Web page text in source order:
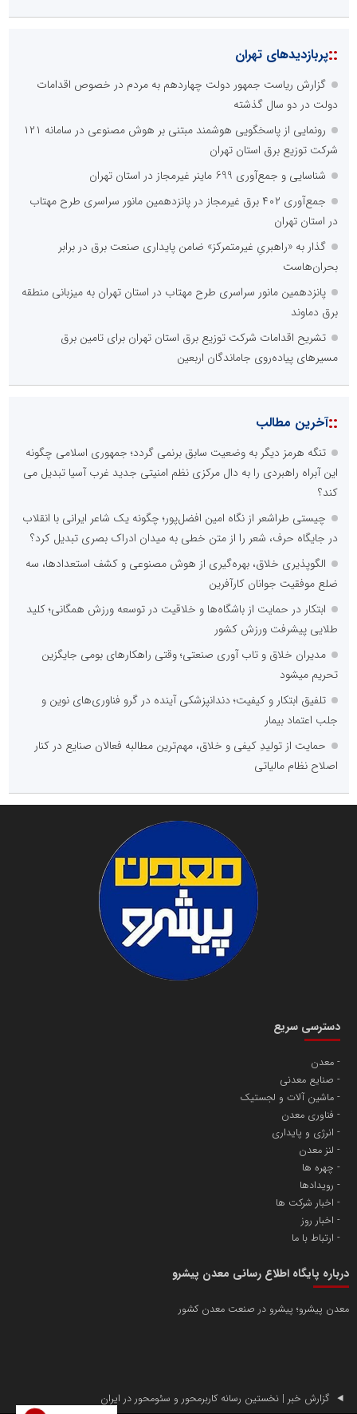
::پربازدیدهای تهران
گزارش ریاست جمهور دولت چهاردهم به مردم در خصوص اقدامات
دولت در دو سال گذشته
رونمایی از پاسخگویی هوشمند مبتنی بر هوش مصنوعی در سامانه ۱۲۱
شرکت توزیع برق استان تهران
شناسایی و جمع‌آوری 699 ماینر غیرمجاز در استان تهران
جمع‌آوری ۴۰۲ برق غیرمجاز در پانزدهمین مانور سراسری طرح مهتاب
در استان تهران
گذار به «راهبریِ غیرمتمرکز» ضامن پایداری صنعت برق در برابر
بحران‌هاست
پانزدهمین مانور سراسری طرح مهتاب در استان تهران به میزبانی منطقه
برق دماوند
تشریح اقدامات شرکت توزیع برق استان تهران برای تامین برق
مسیرهای پیاده‌روی جاماندگان اربعین
::آخرین مطالب
تنگه هرمز دیگر به وضعیت سابق برنمی گردد؛ جمهوری اسلامی چگونه
این آبراه راهبردی را به دال مرکزی نظم امنیتی جدید غرب آسیا تبدیل می
کند؟
چیستی طراشعر از نگاه امین افضل‌پور؛ چگونه یک شاعر ایرانی با انقلاب
در جایگاه حرف، شعر را از متن خطی به میدان ادراک بصری تبدیل کرد؟
الگوپذیری خلاق، بهره‌گیری از هوش مصنوعی و کشف استعدادها، سه
ضلع موفقیت جوانان کارآفرین
ابتکار در حمایت از باشگاه‌ها و خلاقیت در توسعه ورزش همگانی؛ کلید
طلایی پیشرفت ورزش کشور
مدیران خلاق و تاب آوری صنعتی؛ وقتی راهکارهای بومی جایگزین
تحریم میشود
تلفیق ابتکار و کیفیت؛ دندانپزشکی آینده در گرو فناوری‌های نوین و
جلب اعتماد بیمار
حمایت از تولیدِ کیفی و خلاق، مهم‌ترین مطالبه فعالان صنایع در کنار
اصلاح نظام مالیاتی
دسترسی سریع
معدن
صنایع معدنی
ماشین آلات و لجستیک
فناوری معدن
انرژی و پایداری
لنز معدن
چهره ها
رویدادها
اخبار شرکت ها
اخبار روز
ارتباط با ما
درباره پایگاه اطلاع رسانی معدن پیشرو
معدن پیشرو؛ پیشرو در صنعت معدن کشور
گزارش خبر | نخستین رسانه کاربرمحور و سئومحور در ایران